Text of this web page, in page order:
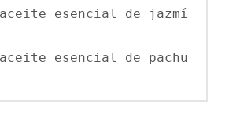
esencial de jazmí
esencial de pachu